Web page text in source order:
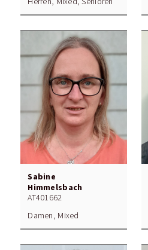
Sabine
Himmelsbach
AT401662
Damen, Mixed